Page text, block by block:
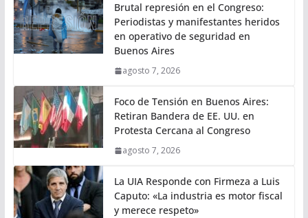
Brutal represión en el Congreso:
Periodistas y manifestantes heridos
en operativo de seguridad en
Buenos Aires
agosto 7, 2026
Foco de Tensión en Buenos Aires:
Retiran Bandera de EE. UU. en
Protesta Cercana al Congreso
agosto 7, 2026
La UIA Responde con Firmeza a Luis
Caputo: «La industria es motor fiscal
y merece respeto»